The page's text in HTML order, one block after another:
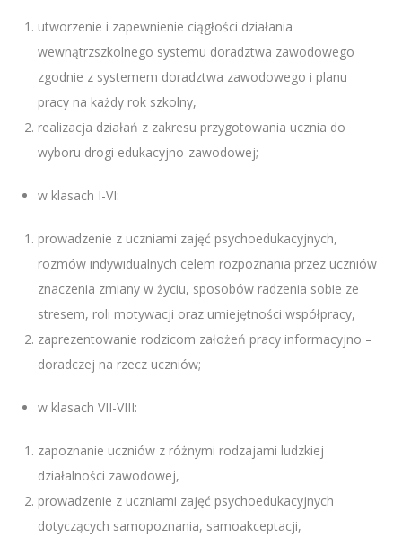
utworzenie i zapewnienie ciągłości działania
wewnątrzszkolnego systemu doradztwa zawodowego
zgodnie z systemem doradztwa zawodowego i planu
pracy na każdy rok szkolny,
realizacja działań z zakresu przygotowania ucznia do
wyboru drogi edukacyjno-zawodowej;
w klasach I-VI:
prowadzenie z uczniami zajęć psychoedukacyjnych,
rozmów indywidualnych celem rozpoznania przez uczniów
znaczenia zmiany w życiu, sposobów radzenia sobie ze
stresem, roli motywacji oraz umiejętności współpracy,
zaprezentowanie rodzicom założeń pracy informacyjno –
doradczej na rzecz uczniów;
w klasach VII-VIII:
zapoznanie uczniów z różnymi rodzajami ludzkiej
działalności zawodowej,
prowadzenie z uczniami zajęć psychoedukacyjnych
dotyczących samopoznania, samoakceptacji,